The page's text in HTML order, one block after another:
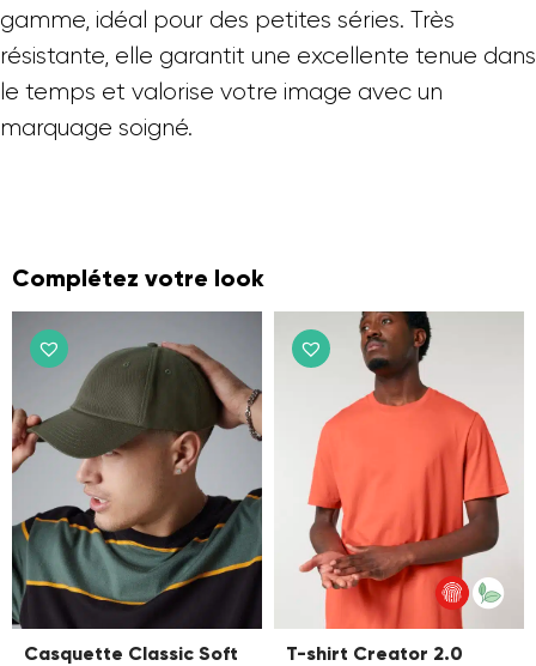
gamme, idéal pour des petites séries. Très
résistante, elle garantit une excellente tenue dans
le temps et valorise votre image avec un
marquage soigné.
Complétez votre look
Casquette Classic Soft
T-shirt Creator 2.0